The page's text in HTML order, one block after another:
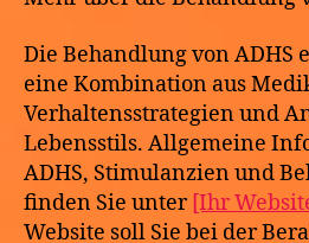
Die Behandlung von ADHS
eine Kombination aus
Verhaltensstrategien und
Lebensstils. Allgemeine
ADHS, Stimulanzien und
finden Sie unter[Ihr
Website soll Sie bei der